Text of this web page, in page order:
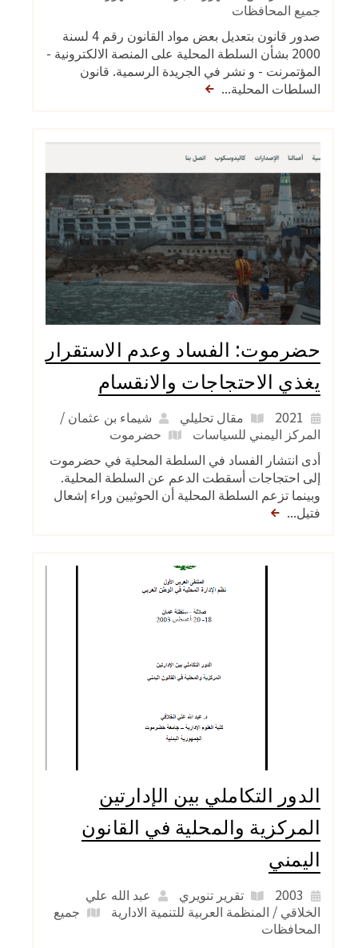
جميع المحافظات
صدور قانون بتعديل بعض مواد القانون رقم 4 لسنة
2000 بشأن السلطة المحلية على المنصة الالكترونية -
المؤتمرنت - و نشر في الجريدة الرسمية. قانون
السلطات المحلية...
حضرموت: الفساد وعدم الاستقرار
يغذي الاحتجاجات والانقسام
مقال تحليلي
شيماء بن عثمان /
المركز اليمني للسياسات
حضرموت
أدى انتشار الفساد في السلطة المحلية في حضرموت
إلى احتجاجات أسقطت الدعم عن السلطة المحلية.
وبينما تزعم السلطة المحلية أن الحوثيين وراء إشعال
فتيل...
الدور التكاملي بين الإدارتين
المركزية والمحلية في القانون
اليمني
تقرير تنويري
عبد الله علي
الخلاقي / المنظمة العربية للتنمية الادارية
جميع
المحافظات